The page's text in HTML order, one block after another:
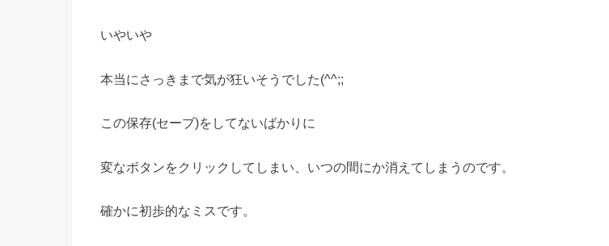
いやいや
本当にさっきまで気が狂いそうでした(^^;;
この保存(セーブ)をしてないばかりに
変なボタンをクリックしてしまい、いつの間にか消えてしまうのです。
確かに初歩的なミスです。